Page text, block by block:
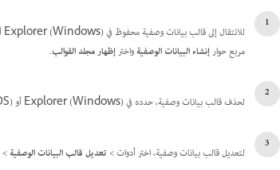
للانتقال إلى قالب بيانات وصفية محفوظ في Explorer (Windows) أو Finder (macOS)، حدد
مربع حوارإنشاء البيانات الوصفيةواخترإظهار مجلد القوالب.
لحذف قالب بيانات وصفية، حدده في Explorer (Windows) أو Finder (macOS) واضغط على
لتعديل قالب بيانات وصفية، اختر أدوات >تعديل قالب البيانات الوصفية>